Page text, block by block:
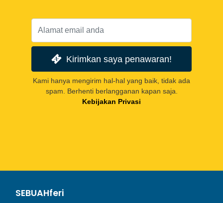
Kirimkan saya penawaran!
Kami hanya mengirim hal-hal yang baik, tidak ada
spam. Berhenti berlangganan kapan saja.
Kebijakan Privasi
SEBUAHferi